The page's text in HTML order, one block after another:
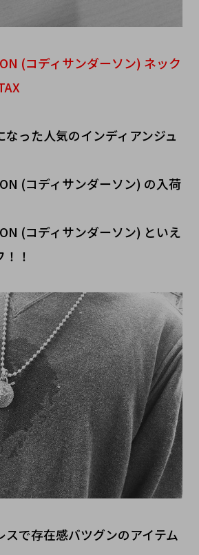
(コディサンダーソン) ネック
った人気のインディアンジュ
(コディサンダーソン) の入荷
(コディサンダーソン) といえ
！
スで存在感バツグンのアイテム